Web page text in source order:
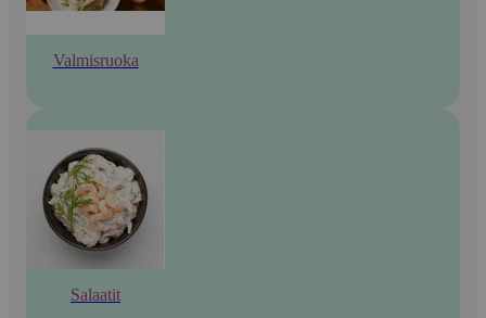
Valmisruoka
Salaatit